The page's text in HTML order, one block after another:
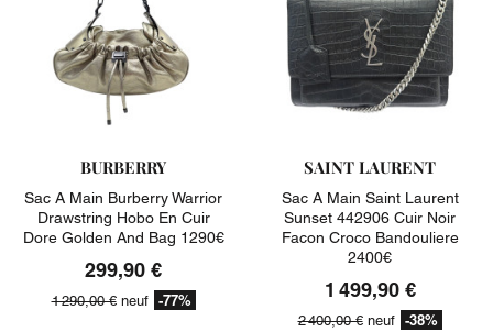
BURBERRY
Sac A Main Burberry Warrior
Drawstring Hobo En Cuir
Dore Golden And Bag 1290€
299,90 €
1 290,00 €neuf -77%
SAINT LAURENT
Sac A Main Saint Laurent
Sunset 442906 Cuir Noir
Facon Croco Bandouliere
2400€
1 499,90 €
2 400,00 €neuf -38%